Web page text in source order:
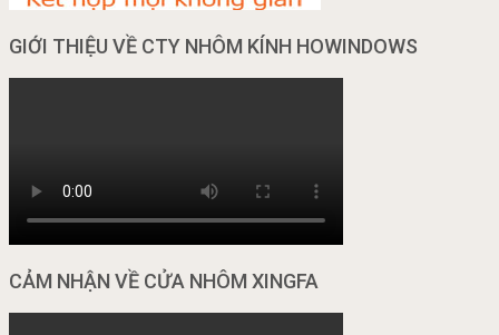
GIỚI THIỆU VỀ CTY NHÔM KÍNH HOWINDOWS
CẢM NHẬN VỀ CỬA NHÔM XINGFA